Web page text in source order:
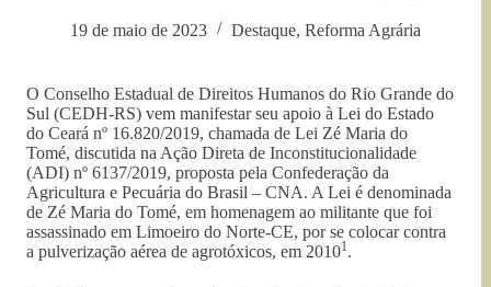
19 de maio de 2023 Destaque, Reforma Agrária
O Conselho Estadual de Direitos Humanos do Rio Grande do
Sul (CEDH-RS) vem manifestar seu apoio à Lei do Estado
do Ceará nº 16.820/2019, chamada de Lei Zé Maria do
Tomé, discutida na Ação Direta de Inconstitucionalidade
(ADI) nº 6137/2019, proposta pela Confederação da
Agricultura e Pecuária do Brasil – CNA. A Lei é denominada
de Zé Maria do Tomé, em homenagem ao militante que foi
assassinado em Limoeiro do Norte-CE, por se colocar contra
a pulverização aérea de agrotóxicos, em 20101.